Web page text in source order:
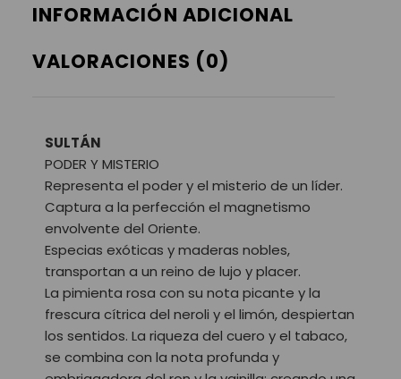
INFORMACIÓN ADICIONAL
VALORACIONES (0)
SULTÁN
PODER Y MISTERIO
Representa el poder y el misterio de un líder.
Captura a la perfección el magnetismo
envolvente del Oriente.
Especias exóticas y maderas nobles,
transportan a un reino de lujo y placer.
La pimienta rosa con su nota picante y la
frescura cítrica del neroli y el limón, despiertan
los sentidos. La riqueza del cuero y el tabaco,
se combina con la nota profunda y